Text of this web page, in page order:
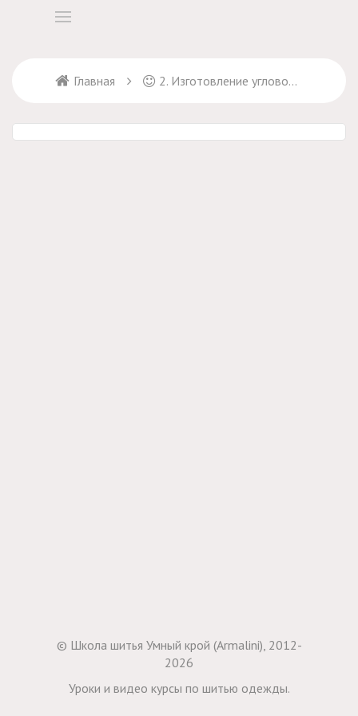
Главная 2. Изготовление угловой линейки
© Школа шитья Умный крой (Armalini), 2012-
2026
Уроки и видео курсы по шитью одежды.